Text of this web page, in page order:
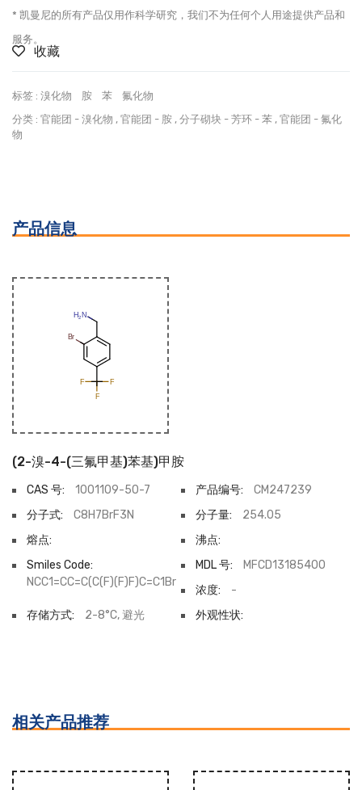
* 凯曼尼的所有产品仅用作科学研究，我们不为任何个人用途提供产品和
服务。
收藏
标签 : 溴化物 胺 苯
氟化物
分类 : 官能团 - 溴化物 , 官能团 - 胺 , 分子砌块 - 芳环 - 苯 , 官能团 - 氟化
物
产品信息
(2-溴-4-(三氟甲基)苯基)甲胺
CAS 号: 1001109-50-7 产品编号:
CM247239
分子式:
C8H7BrF3N 分子量:
254.05
熔点:
沸点:
Smiles Code:
NCC1=CC=C(C(F)(F)F)C=C1Br
MDL 号:
MFCD13185400
浓度:
-
存储方式:
2-8°C, 避光 外观性状:
相关产品推荐